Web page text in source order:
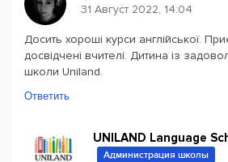
31 Август 2022, 14:04
Досить хороші курси англійської.
досвідчені вчителі. Дитина із
школи Uniland.
Ответить
UNILAND Language
Администрация школы